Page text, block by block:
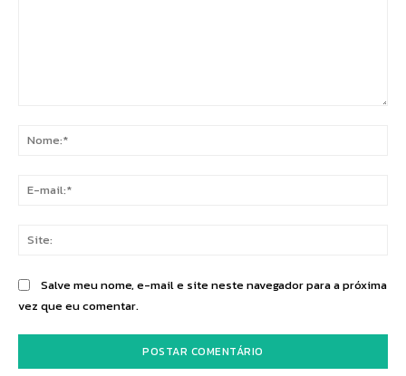
Salve meu nome, e-mail e site neste navegador para a próxima
vez que eu comentar.